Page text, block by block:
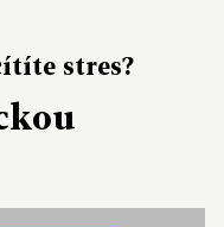
stres?